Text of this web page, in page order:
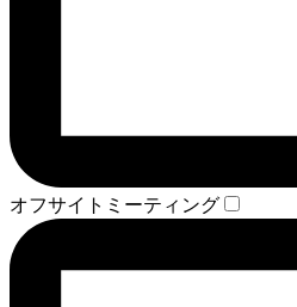
オフサイトミーティング